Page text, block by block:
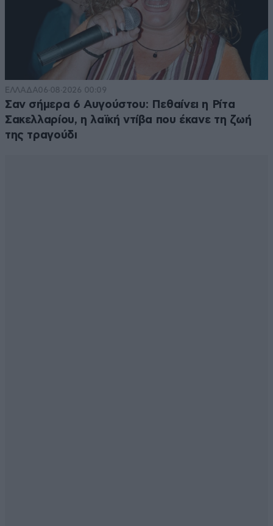
ΕΛΛΑΔΑ06·08·2026 00:09
Σαν σήμερα 6 Αυγούστου: Πεθαίνει η Ρίτα
Σακελλαρίου, η λαϊκή ντίβα που έκανε τη ζωή
της τραγούδι